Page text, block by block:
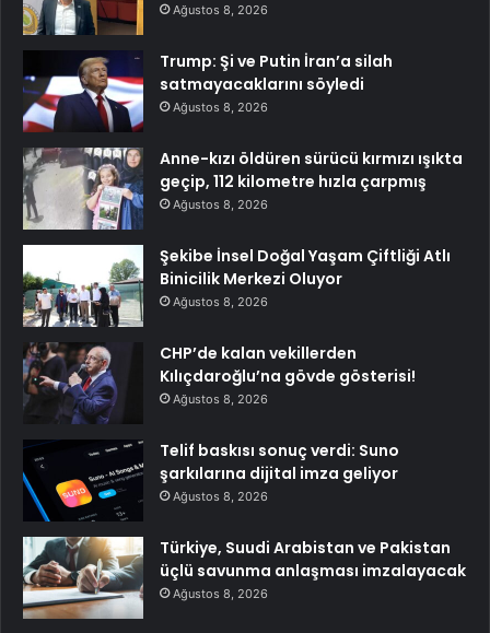
Ağustos 8, 2026
Trump: Şi ve Putin İran’a silah
satmayacaklarını söyledi
Ağustos 8, 2026
Anne-kızı öldüren sürücü kırmızı ışıkta
geçip, 112 kilometre hızla çarpmış
Ağustos 8, 2026
Şekibe İnsel Doğal Yaşam Çiftliği Atlı
Binicilik Merkezi Oluyor
Ağustos 8, 2026
CHP’de kalan vekillerden
Kılıçdaroğlu’na gövde gösterisi!
Ağustos 8, 2026
Telif baskısı sonuç verdi: Suno
şarkılarına dijital imza geliyor
Ağustos 8, 2026
Türkiye, Suudi Arabistan ve Pakistan
üçlü savunma anlaşması imzalayacak
Ağustos 8, 2026